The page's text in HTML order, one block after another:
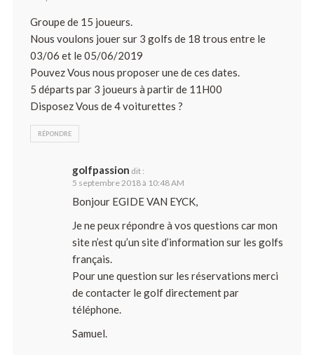
Groupe de 15 joueurs.
Nous voulons jouer sur 3 golfs de 18 trous entre le
03/06 et le 05/06/2019
Pouvez Vous nous proposer une de ces dates.
5 départs par 3 joueurs à partir de 11H00
Disposez Vous de 4 voiturettes ?
RÉPONDRE
golfpassion dit :
5 septembre 2018 à 10:48 AM
Bonjour EGIDE VAN EYCK,
Je ne peux répondre à vos questions car mon
site n’est qu’un site d’information sur les golfs
français.
Pour une question sur les réservations merci
de contacter le golf directement par
téléphone.
Samuel.